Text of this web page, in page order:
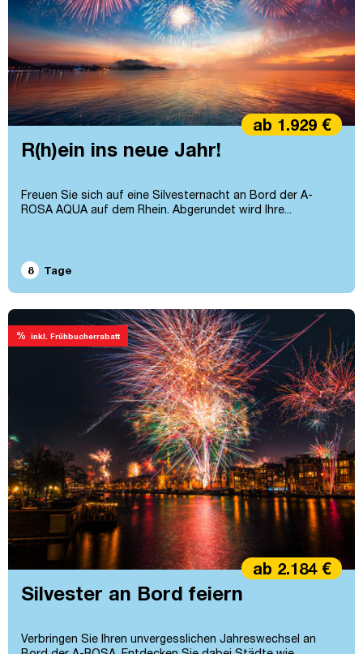
R(h)ein ins neue Jahr!
Freuen Sie sich auf eine Silvesternacht an Bord der A-
ROSA AQUA auf dem Rhein. Abgerundet wird Ihre...
ab 1.929 €
8 Tage
% inkl. Frühbucherrabatt
Silvester an Bord feiern
Verbringen Sie Ihren unvergesslichen Jahreswechsel an
ab 2.184 €